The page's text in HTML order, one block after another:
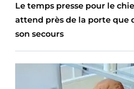
Le temps presse pour le
attend près de la porte que
son secours